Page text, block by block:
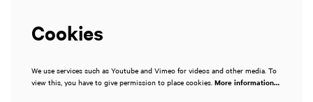
Cookies
We use services such as Youtube and Vimeo for videos and other media. To
view this, you have to give permission to place cookies. More information…